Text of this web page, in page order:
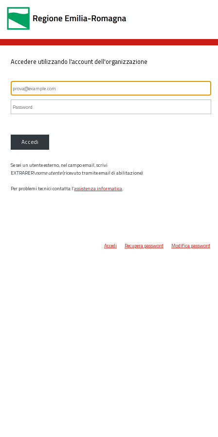
Accedere utilizzando l'account dell'organizzazione
Accedi
Se sei un utente esterno, nel campo email, scrivi
EXTRARER\nome utente(ricevuto tramite email di abilitazione)
Per problemi tecnici contatta l’assistenza informatica.
Accedi Recupera password Modifica password